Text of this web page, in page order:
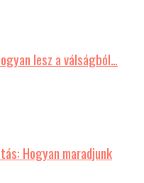
lesz a válságból…
Hogyan maradjunk